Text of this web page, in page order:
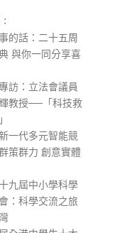
:
的話：二十五周
與你一同分享喜
訪：立法會議員
教授──「科技救
一代多元智能競
策群力 創意實體
九屆中小學科學
：科學交流之旅